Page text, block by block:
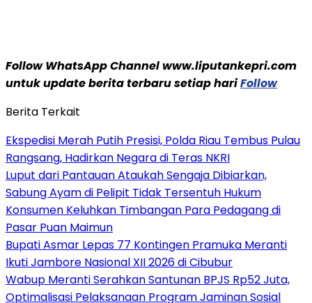
Follow WhatsApp Channel www.liputankepri.com
untuk update berita terbaru setiap hariFollow
Berita Terkait
Ekspedisi Merah Putih Presisi, Polda Riau Tembus Pulau
Rangsang, Hadirkan Negara di Teras NKRI
Luput dari Pantauan Ataukah Sengaja Dibiarkan,
Sabung Ayam di Pelipit Tidak Tersentuh Hukum
Konsumen Keluhkan Timbangan Para Pedagang di
Pasar Puan Maimun
Bupati Asmar Lepas 77 Kontingen Pramuka Meranti
Ikuti Jambore Nasional XII 2026 di Cibubur
Wabup Meranti Serahkan Santunan BPJS Rp52 Juta,
Optimalisasi Pelaksanaan Program Jaminan Sosial